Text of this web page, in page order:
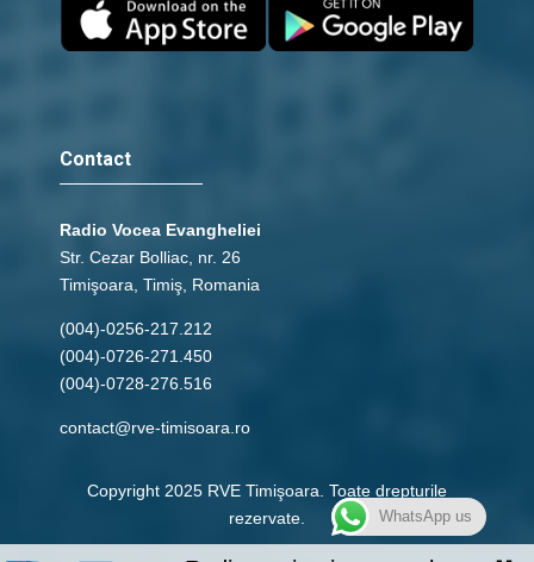
Contact
Radio Vocea Evangheliei
Str. Cezar Bolliac, nr. 26
Timişoara, Timiş, Romania
(004)-0256-217.212
(004)-0726-271.450
(004)-0728-276.516
contact@rve-timisoara.ro
Copyright 2025 RVE Timişoara. Toate drepturile
rezervate.
WhatsApp us